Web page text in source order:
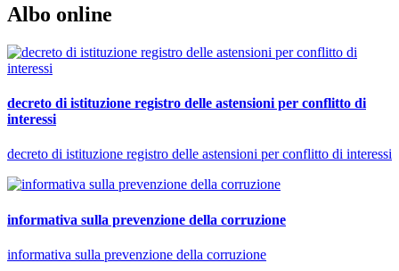
Albo online
decreto di istituzione registro delle astensioni per conflitto di
interessi
decreto di istituzione registro delle astensioni per conflitto di interessi
informativa sulla prevenzione della corruzione
informativa sulla prevenzione della corruzione